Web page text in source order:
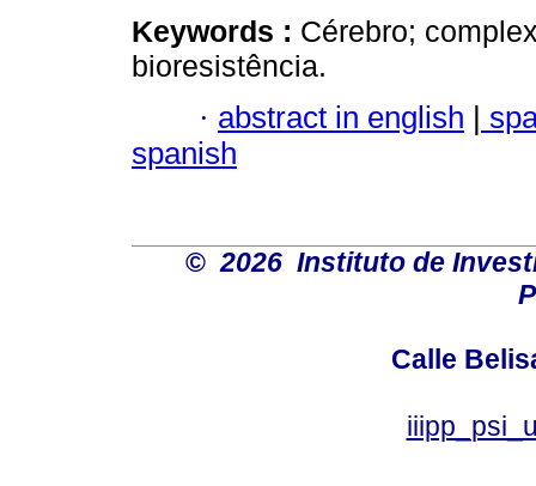
Keywords : Cérebro;
bioresistência.
· abstract in english |
spanish
© 2026 Instituto de
Calle